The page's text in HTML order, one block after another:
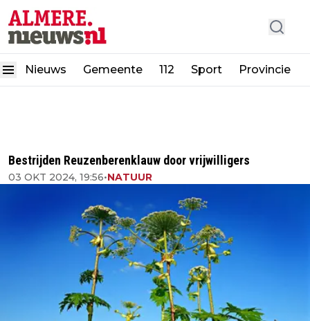
Nieuws Gemeente 112 Sport Provincie
Bestrijden Reuzenberenklauw door vrijwilligers
03 OKT 2024, 19:56•NATUUR